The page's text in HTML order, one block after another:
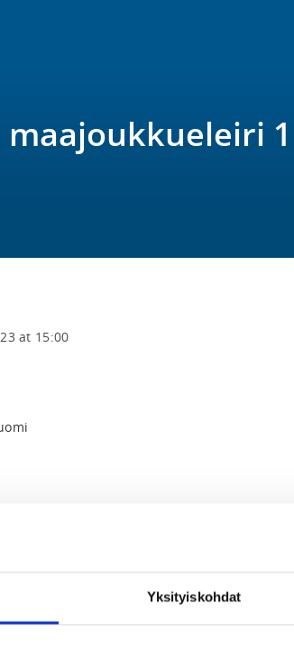
Yksityiskohdat
at 15:00